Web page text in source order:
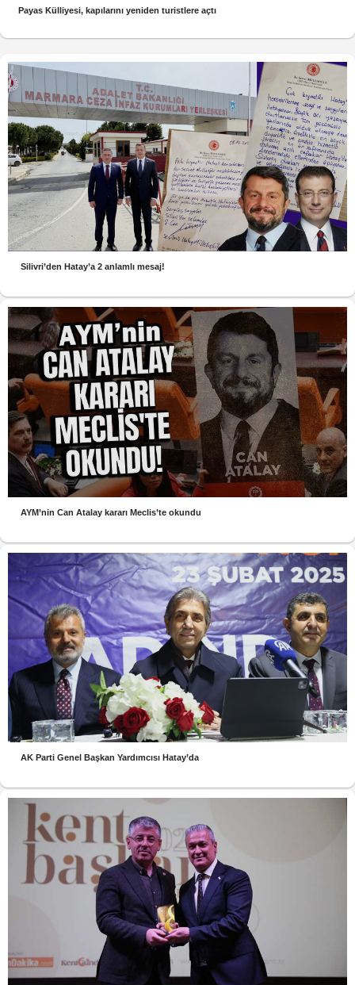
Payas Külliyesi, kapılarını yeniden turistlere açtı
Silivri’den Hatay’a 2 anlamlı mesaj!
AYM’nin Can Atalay kararı Meclis’te okundu
AK Parti Genel Başkan Yardımcısı Hatay’da